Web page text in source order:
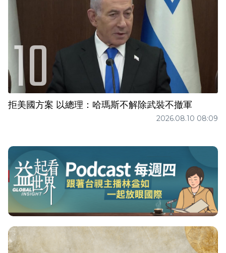
拒美國方案 以總理：哈瑪斯不解除武裝不撤軍
2026.08.10 08:09